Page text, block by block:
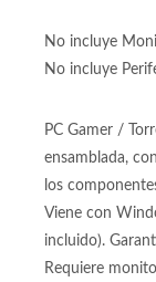
Fuente de
80+ bronce
No incluye
No incluye
PC Gamer /
ensamblada,
los